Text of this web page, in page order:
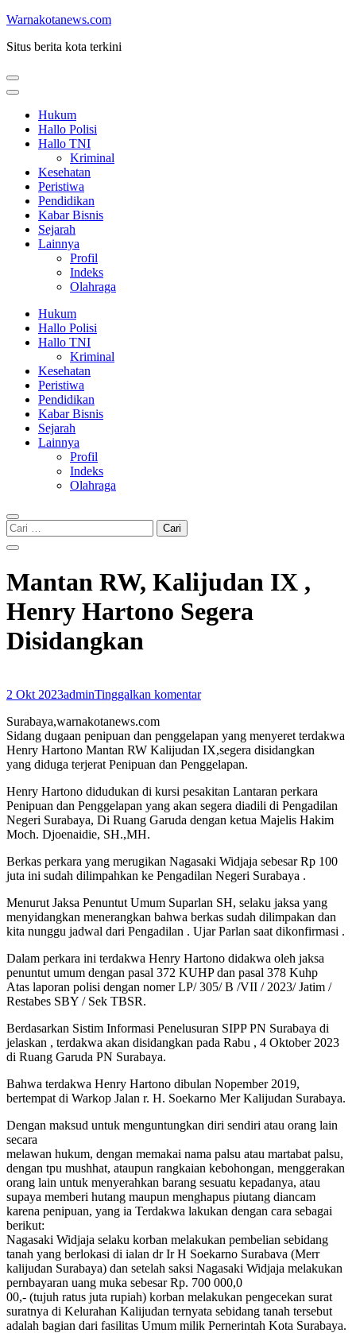
Lompat
konten
Enter)
Warnakotanews.com
Situs berita kota terkini
Hukum
Hallo Polisi
Hallo TNI
Kriminal
Kesehatan
Peristiwa
Pendidikan
Kabar Bisnis
Sejarah
Lainnya
Profil
Indeks
Olahraga
Hukum
Hallo Polisi
Hallo TNI
Kriminal
Kesehatan
Peristiwa
Pendidikan
Kabar Bisnis
Sejarah
Lainnya
Profil
Indeks
Olahraga
Cari
untuk:
Mantan RW, Kalijudan IX ,
Henry Hartono Segera
Disidangkan
2 Okt 2023adminTinggalkan komentar
Surabaya,warnakotanews.com
Sidang dugaan penipuan dan penggelapan yang menyeret terdakwa
Henry Hartono Mantan RW Kalijudan IX,segera disidangkan
yang diduga terjerat Penipuan dan Penggelapan.
Henry Hartono didudukan di kursi pesakitan Lantaran perkara
Penipuan dan Penggelapan yang akan segera diadili di Pengadilan
Negeri Surabaya, Di Ruang Garuda dengan ketua Majelis Hakim
Moch. Djoenaidie, SH.,MH.
Berkas perkara yang merugikan Nagasaki Widjaja sebesar Rp 100
juta ini sudah dilimpahkan ke Pengadilan Negeri Surabaya .
Menurut Jaksa Penuntut Umum Suparlan SH, selaku jaksa yang
menyidangkan menerangkan bahwa berkas sudah dilimpakan dan
kita nunggu jadwal dari Pengadilan . Ujar Parlan saat dikonfirmasi .
Dalam perkara ini terdakwa Henry Hartono didakwa oleh jaksa
penuntut umum dengan pasal 372 KUHP dan pasal 378 Kuhp
Atas laporan polisi dengan nomer LP/ 305/ B /VII / 2023/ Jatim /
Restabes SBY / Sek TBSR.
Berdasarkan Sistim Informasi Penelusuran SIPP PN Surabaya di
jelaskan , terdakwa akan disidangkan pada Rabu , 4 Oktober 2023
di Ruang Garuda PN Surabaya.
Bahwa terdakwa Henry Hartono dibulan Nopember 2019,
bertempat di Warkop Jalan r. H. Soekarno Mer Kalijudan Surabaya.
Dengan maksud untuk menguntungkan diri sendiri atau orang lain
secara
melawan hukum, dengan memakai nama palsu atau martabat palsu,
dengan tpu mushhat, ataupun rangkaian kebohongan, menggerakan
orang lain untuk menyerahkan barang sesuatu kepadanya, atau
supaya memberi hutang maupun menghapus piutang diancam
karena penipuan, yang ia Terdakwa lakukan dengan cara sebagai
berikut:
Nagasaki Widjaja selaku korban melakukan pembelian sebidang
tanah yang berlokasi di ialan dr Ir H Soekarno Surabava (Merr
kalijudan Surabaya) dan setelah saksi Nagasaki Widjaja melakukan
pernbayaran uang muka sebesar Rp. 700 000,0
00,- (tujuh ratus juta rupiah) korban melakukan pengecekan surat
suratnya di Kelurahan Kalijudan ternyata sebidang tanah tersebut
adalah bagian dari fasilitas Umum milik Pernerintah Kota Surabaya.